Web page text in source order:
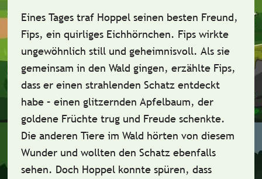
Eines Tages traf Hoppel seinen besten Freund,
Fips, ein quirliges Eichhörnchen. Fips wirkte
ungewöhnlich still und geheimnisvoll. Als sie
gemeinsam in den Wald gingen, erzählte Fips,
dass er einen strahlenden Schatz entdeckt
habe – einen glitzernden Apfelbaum, der
goldene Früchte trug und Freude schenkte.
Die anderen Tiere im Wald hörten von diesem
Wunder und wollten den Schatz ebenfalls
sehen. Doch Hoppel konnte spüren, dass